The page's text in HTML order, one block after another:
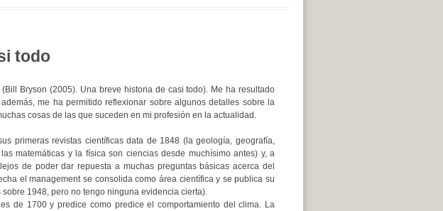
todo
Bryson (2005). Una breve historia de casi todo). Me ha resultado
me ha permitido reflexionar sobre algunos detalles sobre la
cosas de las que suceden en mi profesión en la actualidad.
primeras revistas científicas data de 1848 (la geología, geografía,
matemáticas y la física son ciencias desde muchísimo antes) y, a
de poder dar repuesta a muchas preguntas básicas acerca del
el management se consolida como área científica y se publica su
1948, pero no tengo ninguna evidencia cierta).
de 1700 y predice como predice el comportamiento del clima. La